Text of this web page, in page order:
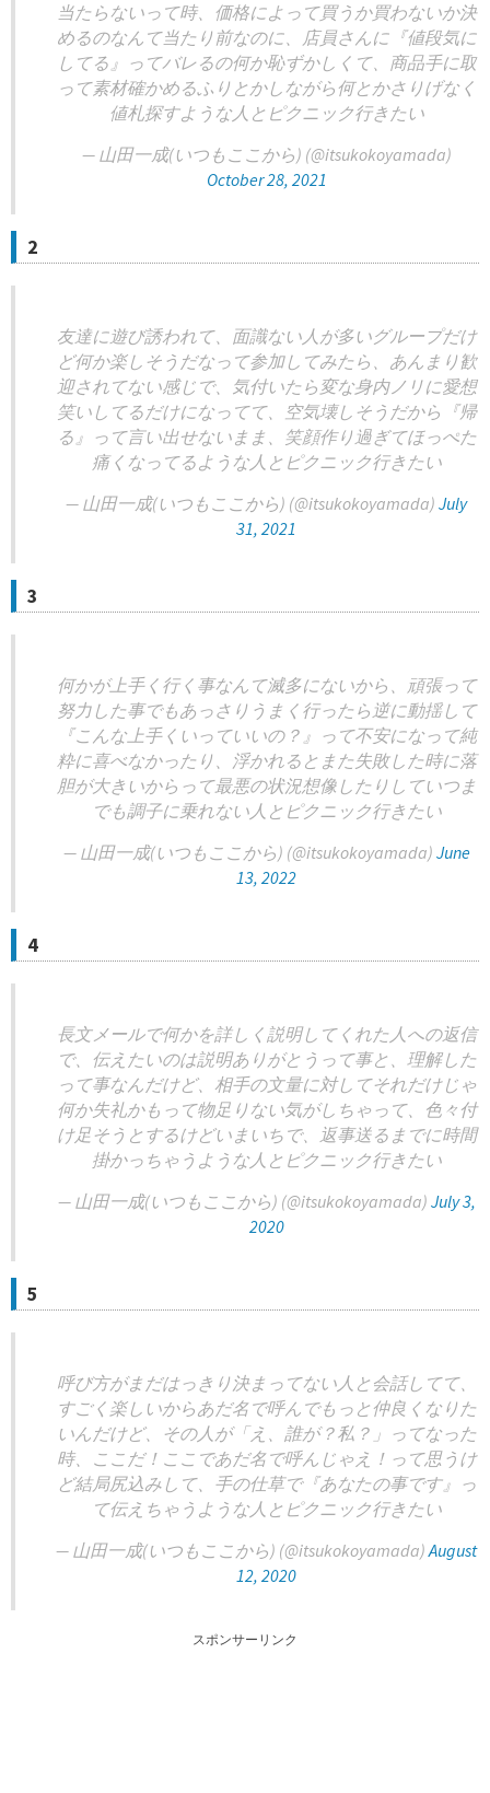
当たらないって時、価格によって買うか買わないか決
めるのなんて当たり前なのに、店員さんに『値段気に
してる』ってバレるの何か恥ずかしくて、商品手に取
って素材確かめるふりとかしながら何とかさりげなく
値札探すような人とピクニック行きたい
— 山田一成(いつもここから) (@itsukokoyamada)
October 28, 2021
2
友達に遊び誘われて、面識ない人が多いグループだけ
ど何か楽しそうだなって参加してみたら、あんまり歓
迎されてない感じで、気付いたら変な身内ノリに愛想
笑いしてるだけになってて、空気壊しそうだから『帰
る』って言い出せないまま、笑顔作り過ぎてほっぺた
痛くなってるような人とピクニック行きたい
— 山田一成(いつもここから) (@itsukokoyamada) July
31, 2021
3
何かが上手く行く事なんて滅多にないから、頑張って
努力した事でもあっさりうまく行ったら逆に動揺して
『こんな上手くいっていいの？』って不安になって純
粋に喜べなかったり、浮かれるとまた失敗した時に落
胆が大きいからって最悪の状況想像したりしていつま
でも調子に乗れない人とピクニック行きたい
— 山田一成(いつもここから) (@itsukokoyamada) June
13, 2022
4
長文メールで何かを詳しく説明してくれた人への返信
で、伝えたいのは説明ありがとうって事と、理解した
って事なんだけど、相手の文量に対してそれだけじゃ
何か失礼かもって物足りない気がしちゃって、色々付
け足そうとするけどいまいちで、返事送るまでに時間
掛かっちゃうような人とピクニック行きたい
— 山田一成(いつもここから) (@itsukokoyamada) July 3,
2020
5
呼び方がまだはっきり決まってない人と会話してて、
すごく楽しいからあだ名で呼んでもっと仲良くなりた
いんだけど、その人が「え、誰が？私？」ってなった
時、ここだ！ここであだ名で呼んじゃえ！って思うけ
ど結局尻込みして、手の仕草で『あなたの事です』っ
て伝えちゃうような人とピクニック行きたい
— 山田一成(いつもここから) (@itsukokoyamada)August
12, 2020
スポンサーリンク